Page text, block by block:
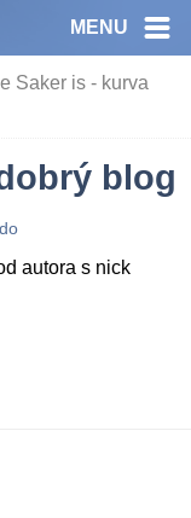
MENU
Saker is - kurva
blog
autora s nick